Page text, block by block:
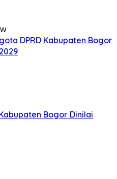
DPRD Kabupaten Bogor
Bogor Dinilai